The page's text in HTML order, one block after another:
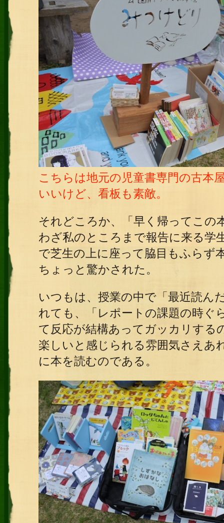
こちらは地元の児童書専門の古本
いいけど、看板も素敵。
それどころか、「早く帰ってこの
わざ私のところまで報告に来る学
で芝生の上に座って脇目もふらず
ちょっと驚かされた。
いつもは、授業の中で「最近読ん
れても、「レポートの課題の時ぐ
て反応が結構あってガッカリする
楽しいと感じられる雰囲気さえあ
に本を読むのである。